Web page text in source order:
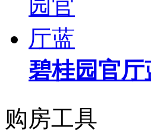
碧桂园官厅
购房工具